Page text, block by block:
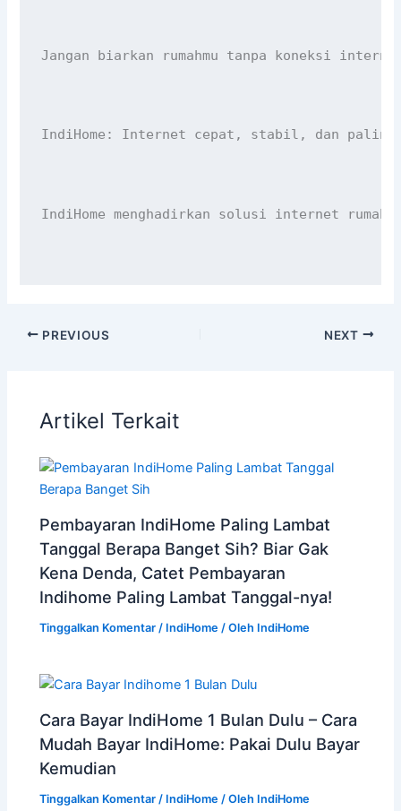
Jangan biarkan rumahmu tanpa koneksi
IndiHome: Internet cepat, stabil, dan paling
IndiHome menghadirkan solusi internet
PREVIOUS NEXT
Artikel Terkait
Pembayaran IndiHome Paling Lambat
Tanggal Berapa Banget Sih? Biar Gak
Kena Denda, Catet Pembayaran
Indihome Paling Lambat Tanggal-nya!
Tinggalkan Komentar / IndiHome / Oleh IndiHome
Cara Bayar IndiHome 1 Bulan Dulu – Cara
Mudah Bayar IndiHome: Pakai Dulu Bayar
Kemudian
Tinggalkan Komentar / IndiHome / Oleh IndiHome